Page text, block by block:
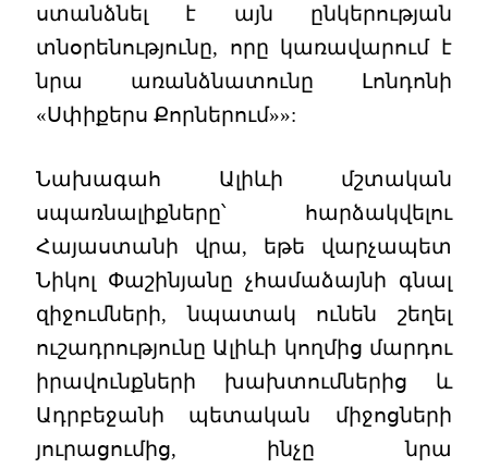
ստանձնել է այն ընկերության
տնօրենությունը, որը կառավարում է
նրա առանձնատունը Լոնդոնի
«Սփիքերս Քորներում»»:
Նախագահ Ալիևի մշտական
սպառնալիքները՝ հարձակվելու
Հայաստանի վրա, եթե վարչապետ
Նիկոլ Փաշինյանը չհամաձայնի գնալ
զիջումների, նպատակ ունեն շեղել
ուշադրությունը Ալիևի կողմից մարդու
իրավունքների խախտումներից և
Ադրբեջանի պետական միջոցների
յուրացումից, ինչը նրա